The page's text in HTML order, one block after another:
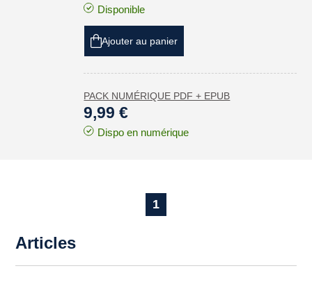
Disponible
Ajouter au panier
PACK NUMÉRIQUE PDF + EPUB
9,99 €
Dispo en numérique
1
Articles